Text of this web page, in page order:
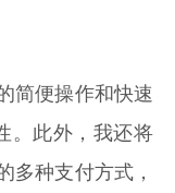
简便操作和快速
此外，我还将
多种支付方式，